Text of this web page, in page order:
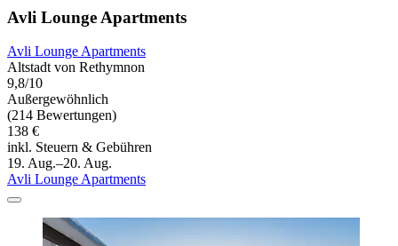
Avli Lounge Apartments
Avli Lounge Apartments
Altstadt von Rethymnon
9,8/10
Außergewöhnlich
(214 Bewertungen)
138 €
inkl. Steuern & Gebühren
19. Aug.–20. Aug.
Avli Lounge Apartments